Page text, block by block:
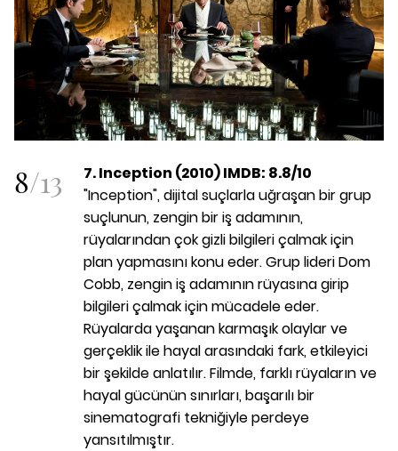
8/13
7. Inception (2010) IMDB: 8.8/10
"Inception", dijital suçlarla uğraşan bir grup
suçlunun, zengin bir iş adamının,
rüyalarından çok gizli bilgileri çalmak için
plan yapmasını konu eder. Grup lideri Dom
Cobb, zengin iş adamının rüyasına girip
bilgileri çalmak için mücadele eder.
Rüyalarda yaşanan karmaşık olaylar ve
gerçeklik ile hayal arasındaki fark, etkileyici
bir şekilde anlatılır. Filmde, farklı rüyaların ve
hayal gücünün sınırları, başarılı bir
sinematografi tekniğiyle perdeye
yansıtılmıştır.